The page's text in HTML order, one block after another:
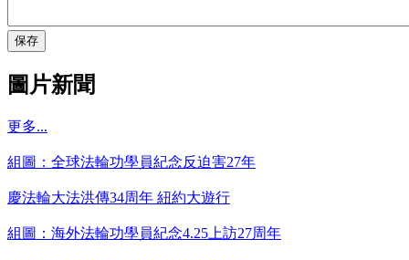
保存
圖片新聞
更多...
組圖：全球法輪功學員紀念反迫害27年
慶法輪大法洪傳34周年 紐約大遊行
組圖：海外法輪功學員紀念4.25上訪27周年